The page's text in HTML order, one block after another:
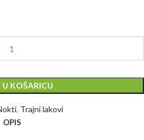
KOŠARICU
, Trajni lakovi
OPIS